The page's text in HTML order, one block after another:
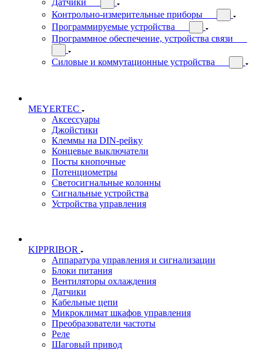
Датчики
Контрольно-измерительные приборы
Программируемые устройства
Программное обеспечение, устройства связи
Силовые и коммутационные устройства
MEYERTEC
Аксессуары
Джойстики
Клеммы на DIN-рейку
Концевые выключатели
Посты кнопочные
Потенциометры
Светосигнальные колонны
Сигнальные устройства
Устройства управления
KIPPRIBOR
Аппаратура управления и сигнализации
Блоки питания
Вентиляторы охлаждения
Датчики
Кабельные цепи
Микроклимат шкафов управления
Преобразователи частоты
Реле
Шаговый привод